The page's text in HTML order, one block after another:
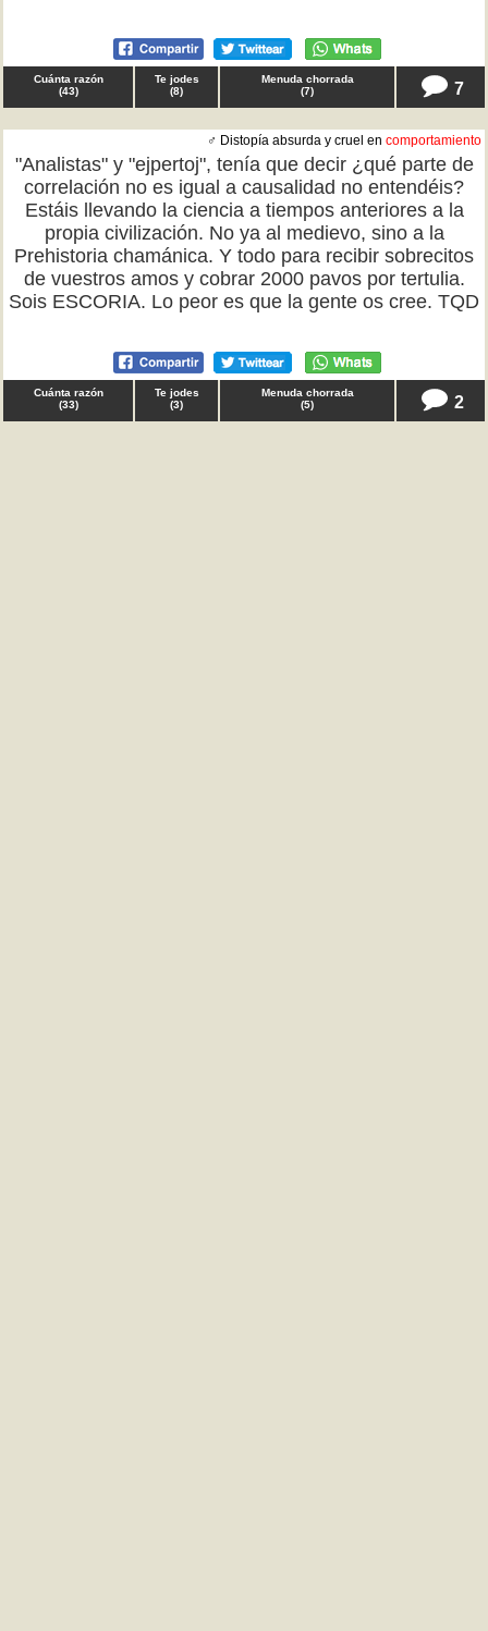
Cuánta razón
(43)
Te jodes
(8)
Menuda chorrada
(7) 7
♂ Distopía absurda y cruel en comportamiento
"Analistas" y "ejpertoj", tenía que decir ¿qué parte de
correlación no es igual a causalidad no entendéis?
Estáis llevando la ciencia a tiempos anteriores a la
propia civilización. No ya al medievo, sino a la
Prehistoria chamánica. Y todo para recibir sobrecitos
de vuestros amos y cobrar 2000 pavos por tertulia.
Sois ESCORIA. Lo peor es que la gente os cree. TQD
Cuánta razón
(33)
Te jodes
(3)
Menuda chorrada
(5) 2